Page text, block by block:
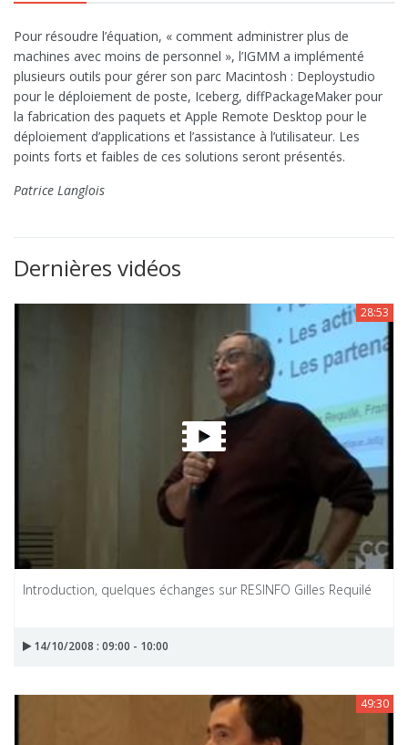
Pour résoudre l’équation, « comment administrer plus de
machines avec moins de personnel », l’IGMM a implémenté
plusieurs outils pour gérer son parc Macintosh : Deploystudio
pour le déploiement de poste, Iceberg, diffPackageMaker pour
la fabrication des paquets et Apple Remote Desktop pour le
déploiement d’applications et l’assistance à l’utilisateur. Les
points forts et faibles de ces solutions seront présentés.
Patrice Langlois
Dernières vidéos
28:53
Introduction, quelques échanges sur RESINFO Gilles Requilé
14/10/2008 : 09:00 - 10:00
49:30